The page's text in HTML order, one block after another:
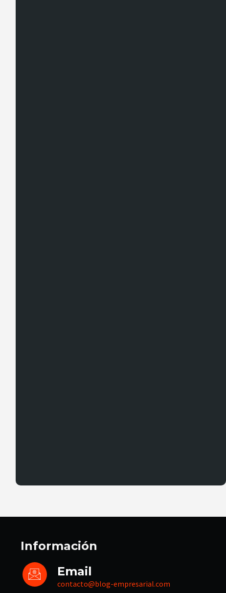
Información
Email
contacto@blog-empresarial.com